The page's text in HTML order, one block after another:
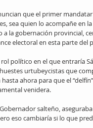
que el primer
sea quien lo acompañe en
la gobernación provincial,
electoral en esta parte del
político en el que entraría
urtubeycistas que
ahora para que el
venidera.
salteño,
eso cambiaría si lo que